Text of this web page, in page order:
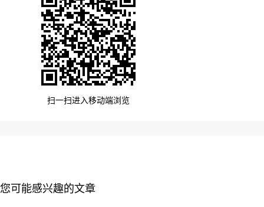
扫一扫进入移动端浏览
您可能感兴趣的文章